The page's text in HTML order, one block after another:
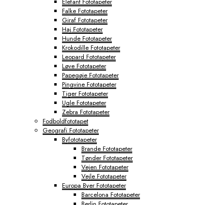
Falke Fototapeter
Giraf Fototapeter
Haj Fototapeter
Hunde Fototapeter
Krokodille Fototapeter
Leopard Fototapeter
Løve Fototapeter
Papegøje Fototapeter
Pingvine Fototapeter
Tiger Fototapeter
Ugle Fototapeter
Zebra Fototapeter
Fodboldfototapet
Geografi Fototapeter
Byfototapeter
Brande Fototapeter
Tønder Fototapeter
Vejen Fototapeter
Vejle Fototapeter
Europa Byer Fototapeter
Barcelona Fototapeter